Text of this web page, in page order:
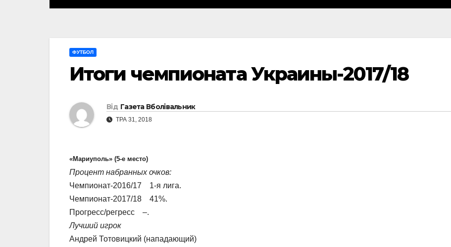
ФУТБОЛ
Итоги чемпионата Украины-2017/18
Від Газета Вболівальник
ТРА 31, 2018
«Мариуполь» (5-е место)
Процент набранных очков:
Чемпионат-2016/17 1-я лига.
Чемпионат-2017/18 41%.
Прогресс/регресс –.
Лучший игрок
Андрей Тотовицкий (нападающий)